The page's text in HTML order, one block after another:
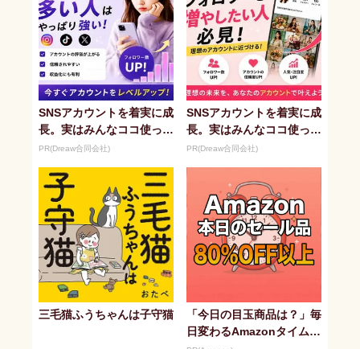
SNSアカウントを着実に成
長。実はみんなココ使って
ます。
PR(Dreaw合同会社)
SNSアカウントを着実に成
長。実はみんなココ使って
ます。
PR(Dreaw合同会社)
三毛猫ふうちゃんは子守猫
「今日の目玉商品は？」毎
日変わるAmazonタイムセ